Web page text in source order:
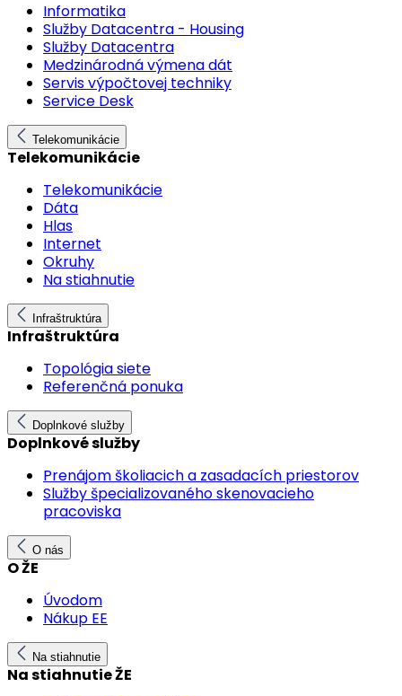
Informatika
Služby Datacentra - Housing
Služby Datacentra
Medzinárodná výmena dát
Servis výpočtovej techniky
Service Desk
Telekomunikácie
Telekomunikácie
Telekomunikácie
Dáta
Hlas
Internet
Okruhy
Na stiahnutie
Infraštruktúra
Infraštruktúra
Topológia siete
Referenčná ponuka
Doplnkové služby
Doplnkové služby
Prenájom školiacich a zasadacích priestorov
Služby špecializovaného skenovacieho
pracoviska
O nás
O ŽE
Úvodom
Nákup EE
Na stiahnutie
Na stiahnutie ŽE